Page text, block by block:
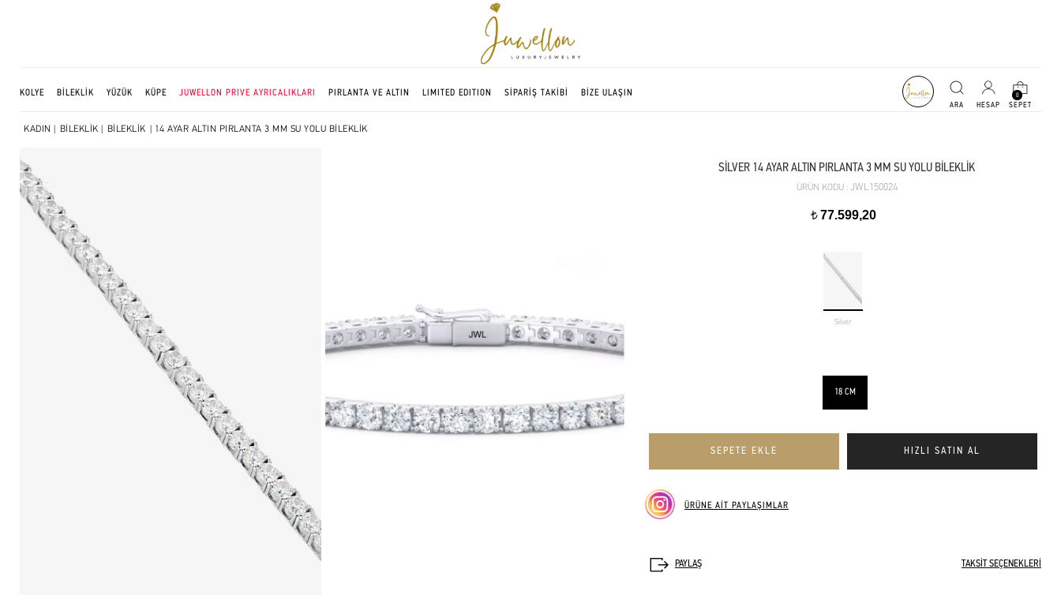
KOLYE BİLEKLİK YÜZÜK KÜPE JUWELLON PRIVE AYRICALIKLARI PIRLANTA VE ALTIN LIMITED EDITION SİPARİŞ TAKİBİ BİZE ULAŞIN 0
KADIN BİLEKLİK BİLEKLİK | 14 AYAR ALTIN PIRLANTA 3 MM SU YOLU BİLEKLİK
SİLVER 14 AYAR ALTIN PIRLANTA 3 MM SU YOLU BİLEKLİK
ÜRÜN KODU : JWL150024
t77.599,20
Silver
18 CM
ÜRÜNE AİT PAYLAŞIMLAR
TAKSİT SEÇENEKLERİ